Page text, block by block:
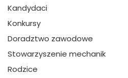
Kandydaci
Konkursy
Doradztwo zawodowe
Stowarzyszenie mechanik
Rodzice